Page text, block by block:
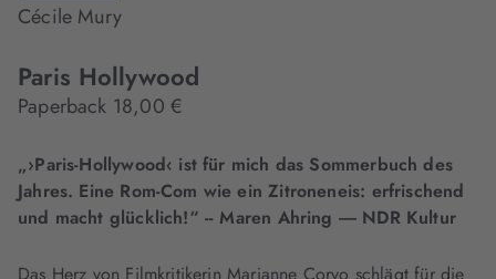
Cécile Mury
Paris Hollywood
Paperback 18,00 €
„›Paris-Hollywood‹ ist für mich das Sommerbuch des
Jahres. Eine Rom-Com wie ein Zitroneneis: erfrischend
und macht glücklich!“ -- Maren Ahring ― NDR Kultur